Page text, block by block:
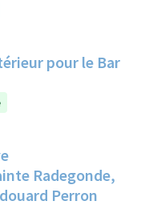
pour le Bar
Radegonde,
Perron